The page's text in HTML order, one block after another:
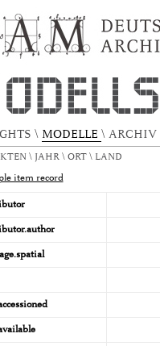
Terminal
\ MODELLE \ ARCHIV
\ JAHR \ ORT \ LAND
item record